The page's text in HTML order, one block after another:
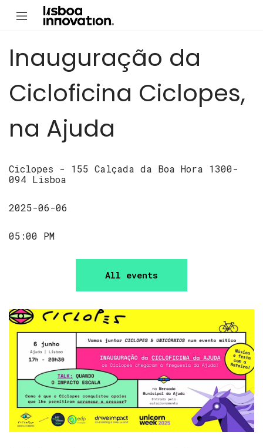
Inauguração da
Cicloficina Ciclopes,
na Ajuda
Ciclopes - 155 Calçada da Boa Hora 1300-
094 Lisboa
2025-06-06
05:00 PM
All events